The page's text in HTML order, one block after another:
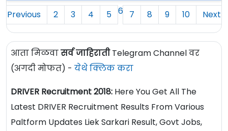
Previous
2 3 4 5 6 7 8 9 10 Next
आता मिळवासर्व जाहिरातीTelegram Channel वर
(अगदी मोफत) - येथे क्लिक करा
DRIVER Recruitment 2018: Here You Get All The
Latest DRIVER Recruitment Results From Various
Paltform Updates Liek Sarkari Result, Govt Jobs,